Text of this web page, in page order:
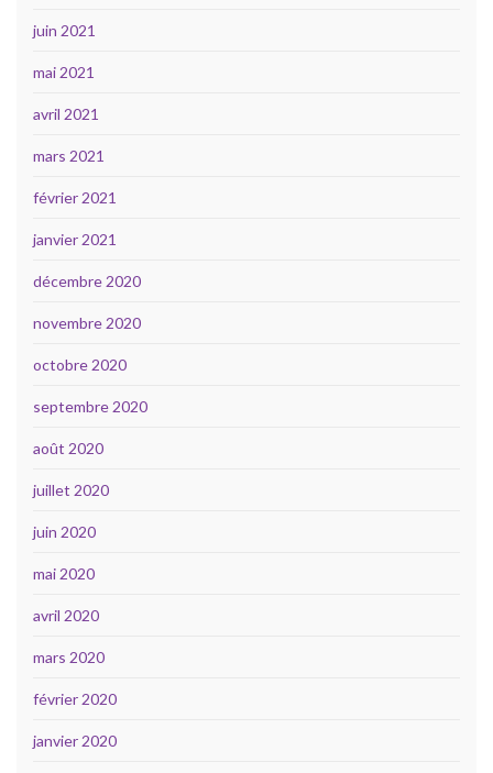
juin 2021
mai 2021
avril 2021
mars 2021
février 2021
janvier 2021
décembre 2020
novembre 2020
octobre 2020
septembre 2020
août 2020
juillet 2020
juin 2020
mai 2020
avril 2020
mars 2020
février 2020
janvier 2020